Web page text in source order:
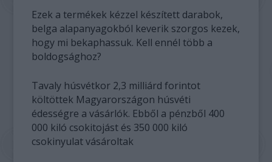
Ezek a termékek kézzel készített darabok,
belga alapanyagokból keverik szorgos kezek,
hogy mi bekaphassuk. Kell ennél több a
boldogsághoz?
Tavaly húsvétkor 2,3 milliárd forintot
költöttek Magyarországon húsvéti
édességre a vásárlók. Ebből a pénzből 400
000 kiló csokitojást és 350 000 kiló
csokinyulat vásároltak